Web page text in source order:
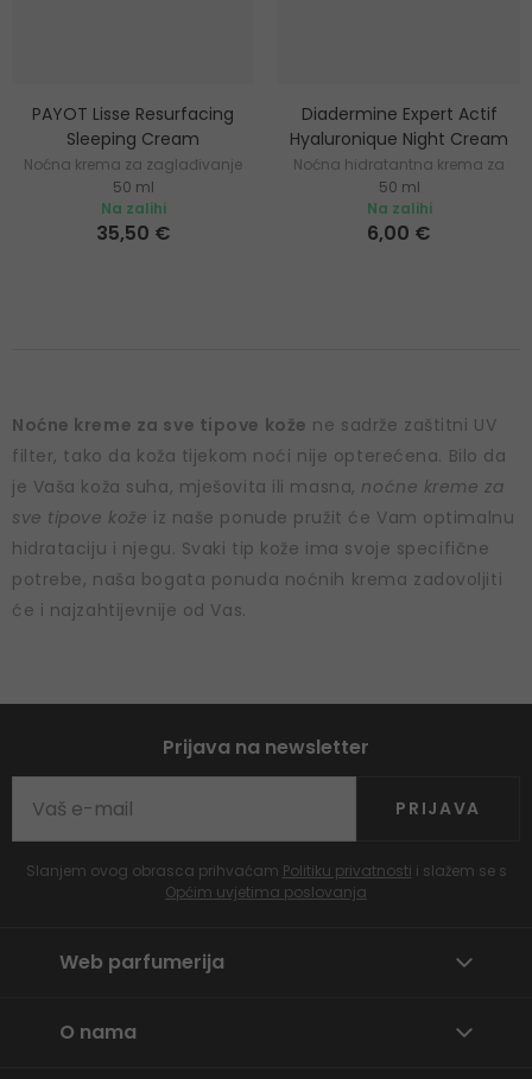
PAYOT Lisse Resurfacing
Sleeping Cream
Noćna krema za zaglađivanje
i regeneraciju kože
50 ml
Na zalihi
35,50 €
Diadermine Expert Actif
Hyaluronique Night Cream
Noćna hidratantna krema za
suhu zrelu kožu
50 ml
Na zalihi
6,00 €
Noćne kreme za sve tipove kože ne sadrže zaštitni UV
filter, tako da koža tijekom noći nije opterećena. Bilo da
je Vaša koža suha, mješovita ili masna, noćne kreme za
sve tipove kože iz naše ponude pružit će Vam optimalnu
hidrataciju i njegu. Svaki tip kože ima svoje specifične
potrebe, naša bogata ponuda noćnih krema zadovoljiti
će i najzahtijevnije od Vas.
Prijava na newsletter
PRIJAVA
Slanjem ovog obrasca prihvaćam Politiku privatnosti i slažem se s
Općim uvjetima poslovanja
Web parfumerija
O nama